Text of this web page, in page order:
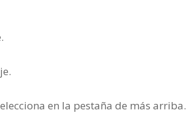
en la pestaña de más arriba.